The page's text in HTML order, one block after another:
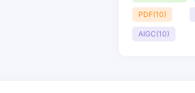
PDF(10)
AIGC(10)